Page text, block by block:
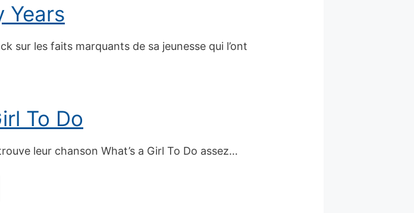
Years
sur les faits marquants de sa jeunesse qui l’ont
To Do
leur chanson What’s a Girl To Do assez…